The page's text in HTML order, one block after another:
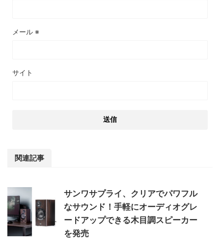
メール ※
サイト
関連記事
サンワサプライ、クリアでパワフル
なサウンド！手軽にオーディオグレ
ードアップできる木目調スピーカー
を発売